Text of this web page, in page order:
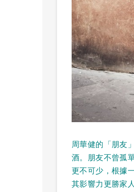
周華健的「朋友
酒。朋友不曾孤
更不可少，根據
其影響力更勝家人